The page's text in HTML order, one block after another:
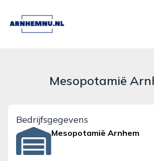
arnhemnu.nl
Mesopotamië
Bedrijfsgegevens
Mesopotamië Arnhem